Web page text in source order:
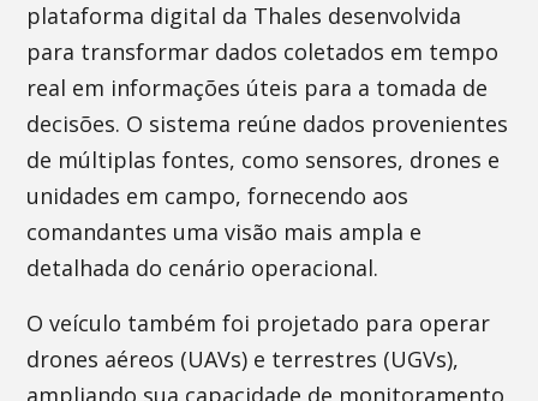
plataforma digital da Thales desenvolvida
para transformar dados coletados em tempo
real em informações úteis para a tomada de
decisões. O sistema reúne dados provenientes
de múltiplas fontes, como sensores, drones e
unidades em campo, fornecendo aos
comandantes uma visão mais ampla e
detalhada do cenário operacional.
O veículo também foi projetado para operar
drones aéreos (UAVs) e terrestres (UGVs),
ampliando sua capacidade de monitoramento